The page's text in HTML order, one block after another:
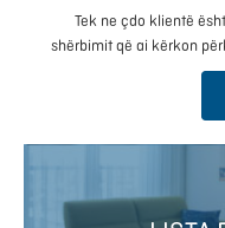
Tek ne çdo klientë
shërbimit që ai kërkon